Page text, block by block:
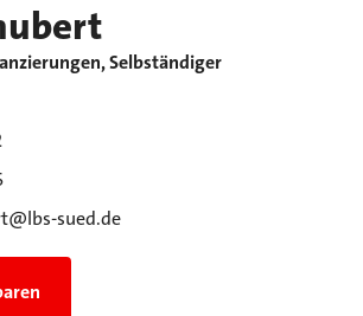
Selbständiger
sued.de